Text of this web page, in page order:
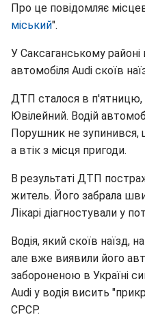
Про це повідомляє
міський".
У Саксаганському районі
автомобіля Audi скоїв
ДТП сталося в п'ятницю,
Ювілейний. Водій
Порушник не зупинився,
а втік з місця пригоди.
В результаті ДТП
житель. Його забрала
Лікарі діагностували у
Водія, який скоїв
але вже виявили його
забороненою в Україні
Audi у водія висить
СРСР.